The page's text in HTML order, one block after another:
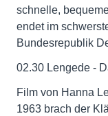
schnelle,
endet im
Bundesrepublik
02.30 Lengede -
Film von Hanna
1963 brach der